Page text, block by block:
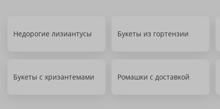
Недорогие лизиантусы Букеты из гортензии
Букеты с хризантемами Ромашки с доставкой